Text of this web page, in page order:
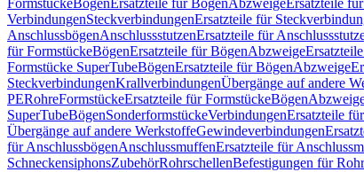
FormstückeBögenErsatzteile für BögenAbzweigeErsatzteile
VerbindungenSteckverbindungenErsatzteile für
AnschlussbögenAnschlussstutzenErsatzteile für
für FormstückeBögenErsatzteile für BögenAbzweige
Formstücke SuperTubeBögenErsatzteile für BögenAbzweige
SteckverbindungenKrallverbindungenÜbergänge auf andere
PERohreFormstückeErsatzteile für FormstückeBögen
SuperTubeBögenSonderformstückeVerbindungenErsatzteile
Übergänge auf andere WerkstoffeGewindeverbindungen
für AnschlussbögenAnschlussmuffenErsatzteile für
SchneckensiphonsZubehörRohrschellenBefestigungen für